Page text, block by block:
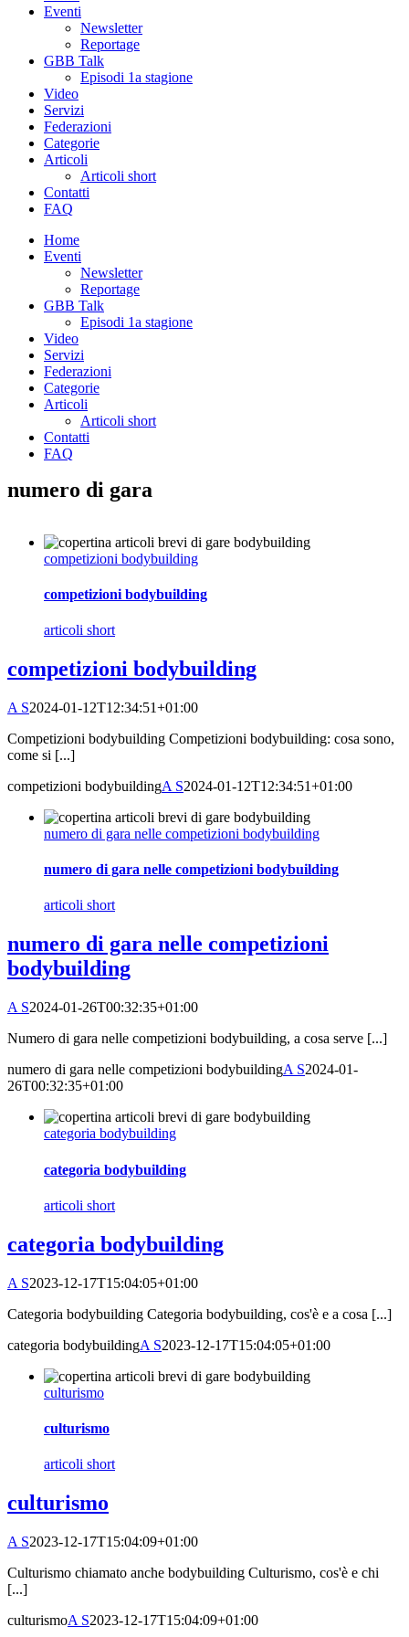
Eventi
Newsletter
Reportage
GBB Talk
Episodi 1a stagione
Video
Servizi
Federazioni
Categorie
Articoli
Articoli short
Contatti
FAQ
Home
Eventi
Newsletter
Reportage
GBB Talk
Episodi 1a stagione
Video
Servizi
Federazioni
Categorie
Articoli
Articoli short
Contatti
FAQ
numero di gara
competizioni bodybuilding
competizioni bodybuilding
articoli short
competizioni bodybuilding
A S2024-01-12T12:34:51+01:00
Competizioni bodybuilding Competizioni bodybuilding: cosa sono,
come si [...]
competizioni bodybuildingA S2024-01-12T12:34:51+01:00
numero di gara nelle competizioni bodybuilding
numero di gara nelle competizioni bodybuilding
articoli short
numero di gara nelle competizioni
bodybuilding
A S2024-01-26T00:32:35+01:00
Numero di gara nelle competizioni bodybuilding, a cosa serve [...]
numero di gara nelle competizioni bodybuildingA S2024-01-
26T00:32:35+01:00
categoria bodybuilding
categoria bodybuilding
articoli short
categoria bodybuilding
A S2023-12-17T15:04:05+01:00
Categoria bodybuilding Categoria bodybuilding, cos'è e a cosa [...]
categoria bodybuildingA S2023-12-17T15:04:05+01:00
culturismo
culturismo
articoli short
culturismo
A S2023-12-17T15:04:09+01:00
Culturismo chiamato anche bodybuilding Culturismo, cos'è e chi
[...]
culturismoA S2023-12-17T15:04:09+01:00